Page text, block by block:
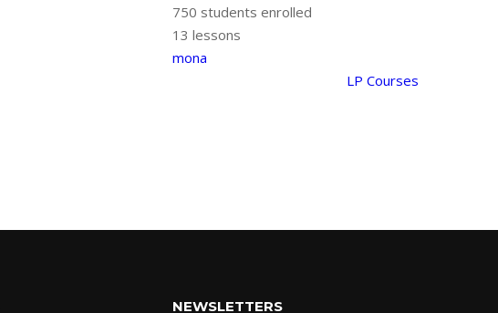
750 students enrolled
13 lessons
mona
LP Courses
NEWSLETTERS